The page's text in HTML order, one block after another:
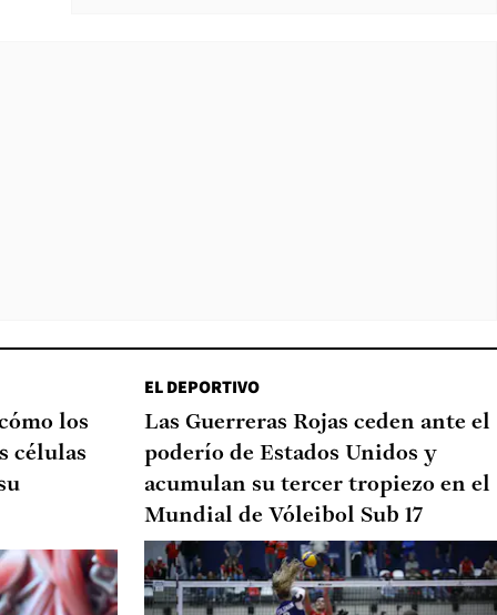
los
células
EL DEPORTIVO
Las Guerreras Rojas ceden ante el
poderío de Estados Unidos y
acumulan su tercer tropiezo en el
Mundial de Vóleibol Sub 17